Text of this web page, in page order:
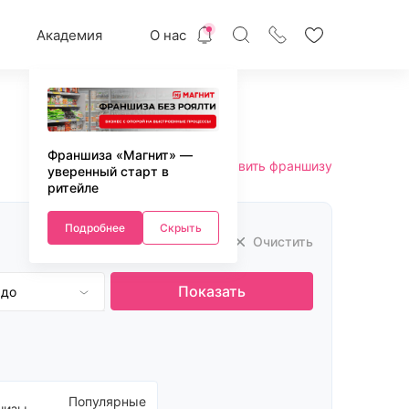
Академия О нас
Франшиза «Магнит» —
уверенный старт в
ритейле
Подробнее Скрыть
Добавить франшизу
Очистить
Показать
Популярные